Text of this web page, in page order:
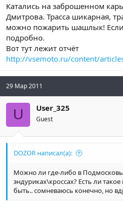
Катались на заброшенном
Дмитрова. Трасса шикарная,
можно пожарить шашлык!
подробно.
Вот тут лежит отчёт
http://vsemoto.ru/content/
29 Мар 2011
U User_325
Guest
DOZOR написал(а):
Можно ли где-либо в
эндуриках\кроссах? Есть ли
быть.. сомневаюсь конечно, но